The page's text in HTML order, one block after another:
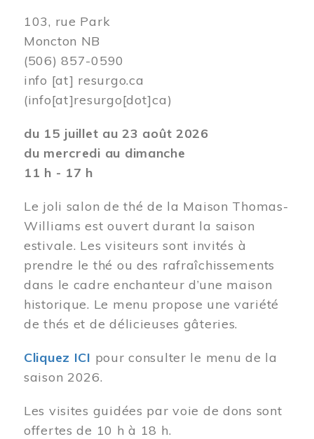
103, rue Park
Moncton NB
(506) 857-0590
info [at] resurgo.ca
(info[at]resurgo[dot]ca)
du 15 juillet au 23 août 2026
du mercredi au dimanche
11 h - 17 h
Le joli salon de thé de la Maison Thomas-
Williams est ouvert durant la saison
estivale. Les visiteurs sont invités à
prendre le thé ou des rafraîchissements
dans le cadre enchanteur d’une maison
historique. Le menu propose une variété
de thés et de délicieuses gâteries.
Cliquez ICI pour consulter le menu de la
saison 2026.
Les visites guidées par voie de dons sont
offertes de 10 h à 18 h.